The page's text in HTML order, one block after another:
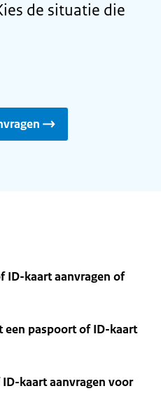
de situatie die
ID-kaart aanvragen of
een paspoort of ID-kaart
kaart aanvragen voor